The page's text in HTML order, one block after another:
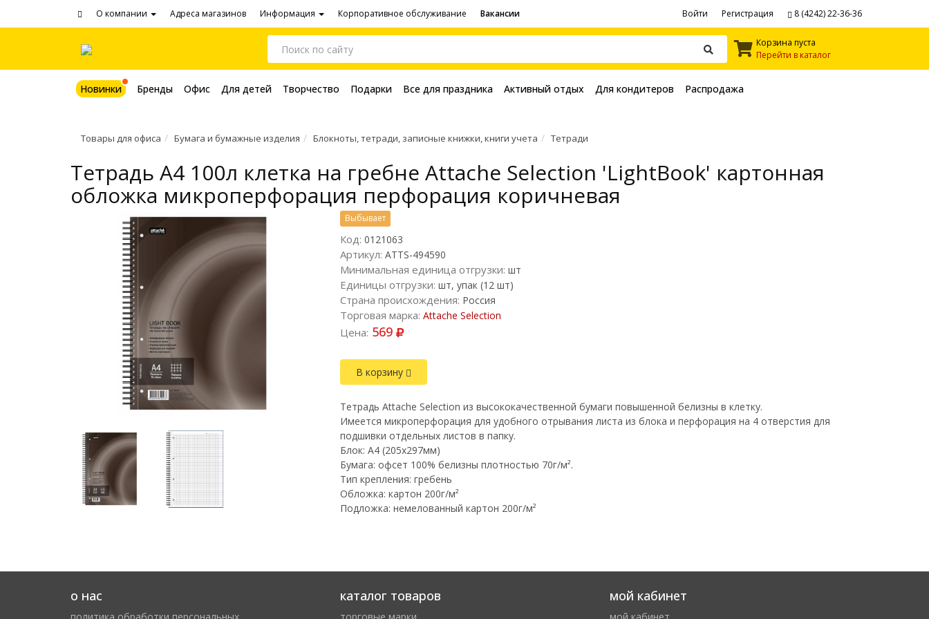
О компании Адреса магазинов Информация Корпоративное обслуживание Вакансии Войти Регистрация 8 (4242) 22-36-36
Корзина пуста
Перейти в каталог
Новинки Бренды Офис Для детей Творчество Подарки Все для праздника Активный отдых Для кондитеров Распродажа
Товары для офиса Бумага и бумажные изделия Блокноты, тетради, записные книжки, книги учета Тетради
Тетрадь A4 100л клетка на гребне Attache Selection 'LightBook' картонная
обложка микроперфорация перфорация коричневая
Выбывает
Код: 0121063
Артикул: ATTS-494590
Минимальная единица отгрузки: шт
Единицы отгрузки: шт, упак (12 шт)
Страна происхождения: Россия
Торговая марка: Attache Selection
Цена: 569
В корзину
Тетрадь Attache Selection из высококачественной бумаги повышенной белизны в клетку.
Имеется микроперфорация для удобного отрывания листа из блока и перфорация на 4 отверстия для
подшивки отдельных листов в папку.
Блок: A4 (205х297мм)
Бумага: офсет 100% белизны плотностью 70г/м².
Тип крепления: гребень
Обложка: картон 200г/м²
Подложка: немелованный картон 200г/м²
о нас каталог товаров мой кабинет